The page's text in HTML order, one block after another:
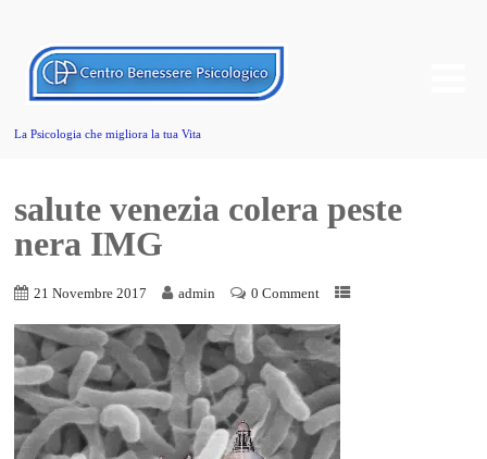
La Psicologia che migliora la tua Vita
salute venezia colera peste
nera IMG
21 Novembre 2017 admin 0 Comment